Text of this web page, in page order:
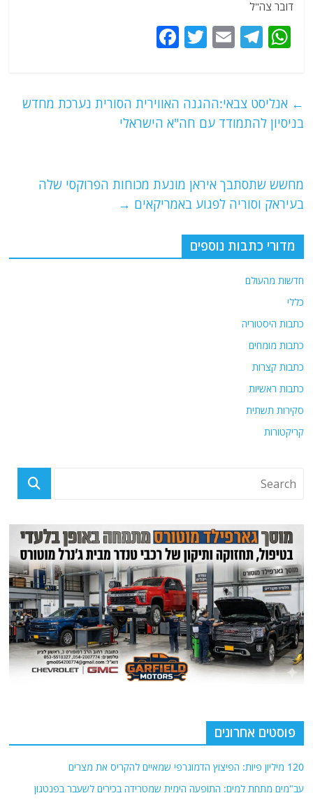
דובר צה"ל
W
s
A
T
g
ra
E
l
T
er
e
b
k
← אנליסט צבאי:ההגנה האווירית הסורית נערכת מחדש
בניסיון להתמודד עם חה"א הישראלי
מחשש שתסתבך איראן מונעת מכוחות הפרוקסי שלה
בעיראק וסוריה לפגוע באמריקאים →
מדורי כתבות נוספים
חדשות מהעולם
כללי
כתבות היסטוריה
כתבות מומחים
כתבות קצרות
כתבות ראשיות
סקירות תשתית
קריקטורות
פוסטים אחרונים
120 מיליון פיות: הפיצוץ הדמוגרפי שמאיים להקריס את מצרים
עב"מים מתחת למים: התופעה הימית שמטרידה בכירים לשעבר בפנטגון